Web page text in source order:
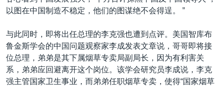
以图在中国制造不稳定，他们的图谋绝不会得逞。 ”
与此同时，即将出任总理的李克强也遭到点评。美国智库布
鲁金斯学会的中国问题观察家李成发表文章说，哥哥即将接
位总理，弟弟是其下属烟草专卖局副局长，因为有利害关
系，弟弟应回避离开这个岗位。该学会研究员李成说，李克
强主管国家卫生事业，而弟弟任职烟草专卖，使得“国家烟草